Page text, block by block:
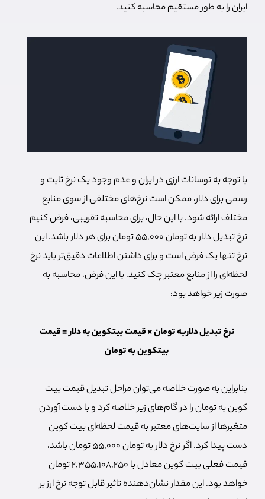
ایران را به طور مستقیم محاسبه کنید.
با توجه به نوسانات ارزی در ایران و عدم وجود یک نرخ ثابت و
رسمی برای دلار، ممکن است نرخ‌های مختلفی از سوی منابع
مختلف ارائه شود. با این حال، برای محاسبه تقریبی، فرض کنیم
نرخ تبدیل دلار به تومان ۵۵,۰۰۰ تومان برای هر دلار باشد. این
نرخ تنها یک فرض است و برای داشتن اطلاعات دقیق‌تر باید نرخ
لحظه‌ای را از منابع معتبر چک کنید. با این فرض، محاسبه به
صورت زیر خواهد بود:
نرخ تبدیل دلاربه تومان × قیمت بیتکوین به دلار = قیمت
بیتکوین به تومان
بنابراین به صورت خلاصه می‌توان مراحل تبدیل قیمت بیت
کوین به تومان را در گام‌های زیر خلاصه کرد و با دست آوردن
متغیرها از سایت‌های معتبر به قیمت لحظه‌ای بیت کوین
دست پیدا کرد. اگر نرخ دلار به تومان ۵۵,۰۰۰ تومان باشد،
قیمت فعلی بیت کوین معادل با ۲,۳۵۵,۱۰۸,۲۵۰ تومان
خواهد بود. این مقدار نشان‌دهنده تاثیر قابل توجه نرخ ارز بر